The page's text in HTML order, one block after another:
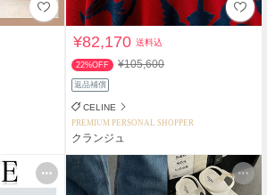
¥82,170送料込
22%OFF ¥105,600
返品補償
CELINE
PREMIUM PERSONAL SHOPPER
クランジュ